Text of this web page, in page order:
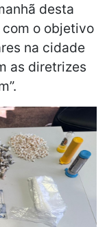
desta
o objetivo
na cidade
as diretrizes